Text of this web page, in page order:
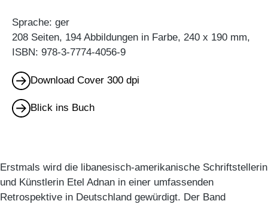
Sprache: ger
208 Seiten, 194 Abbildungen in Farbe, 240 x 190 mm,
ISBN: 978-3-7774-4056-9
Download Cover 300 dpi
Blick ins Buch
Erstmals wird die libanesisch-amerikanische Schriftstellerin
und Künstlerin Etel Adnan in einer umfassenden
Retrospektive in Deutschland gewürdigt. Der Band